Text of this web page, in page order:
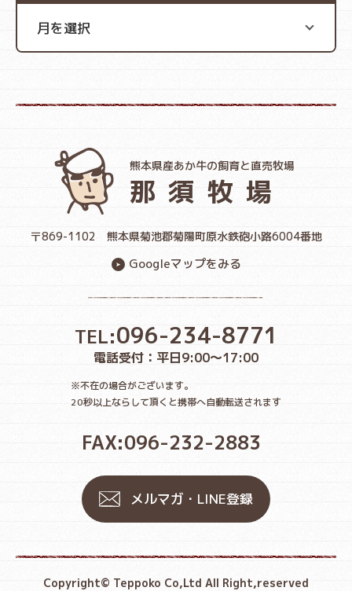
熊本県産あか牛の飼育と直売牧場
那須牧場
〒869-1102 熊本県菊池郡菊陽町原水鉄砲小路6004番地
Googleマップをみる
TEL:096-234-8771
電話受付：平日9:00〜17:00
※不在の場合がございます。
20秒以上ならして頂くと携帯へ自動転送されます
FAX:096-232-2883
メルマガ・LINE登録
Copyright© Teppoko Co,Ltd All Right,reserved